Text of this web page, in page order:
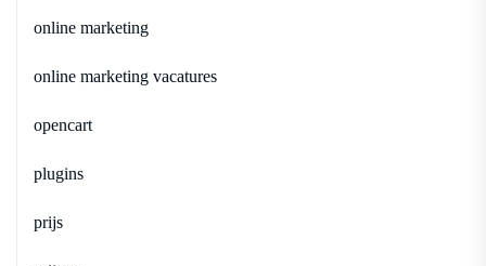
online marketing
online marketing vacatures
opencart
plugins
prijs